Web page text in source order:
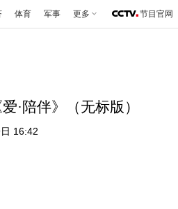
体育 军事 更多 节目官网
·陪伴》（无标版）
16:42